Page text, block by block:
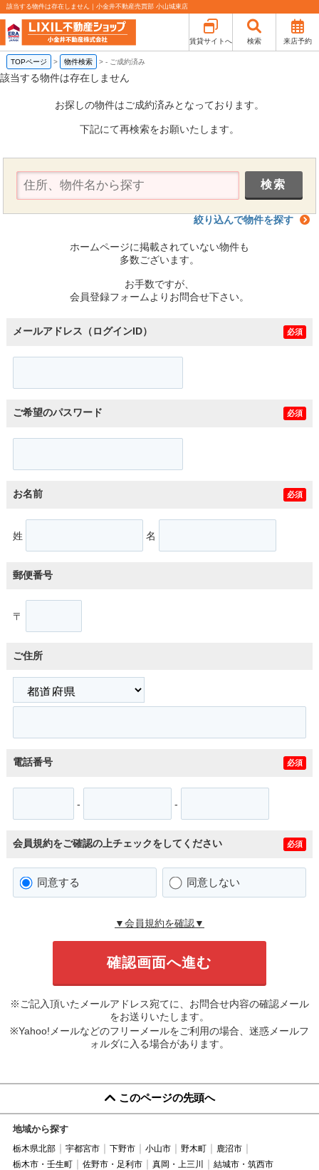
該当する物件は存在しません｜小金井不動産売買部 小山城東店
賃貸サイトへ 検索 来店予約
TOPページ > 物件検索 >- ご成約済み
該当する物件は存在しません
お探しの物件はご成約済みとなっております。
下記にて再検索をお願いたします。
絞り込んで物件を探す
ホームページに掲載されていない物件も
多数ございます。
お手数ですが、
会員登録フォームよりお問合せ下さい。
メールアドレス（ログインID） 必須
ご希望のパスワード 必須
お名前 必須
姓 名
郵便番号
〒
ご住所
電話番号 必須
- -
会員規約をご確認の上チェックをしてください 必須
同意する 同意しない
▼会員規約を確認▼
※ご記入頂いたメールアドレス宛てに、お問合せ内容の確認メール
をお送りいたします。
※Yahoo!メールなどのフリーメールをご利用の場合、迷惑メールフ
ォルダに入る場合があります。
このページの先頭へ
地域から探す
栃木県北部 宇都宮市 下野市 小山市 野木町
鹿沼市
栃木市・壬生町
佐野市・足利市 真岡・上三川 結城市・筑西市